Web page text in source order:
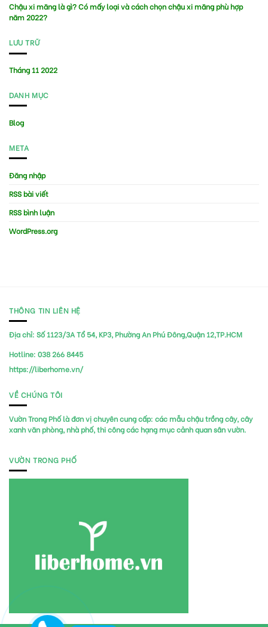
Chậu xi măng là gì? Có mấy loại và cách chọn chậu xi măng phù hợp
năm 2022?
LƯU TRỮ
Tháng 11 2022
DANH MỤC
Blog
META
Đăng nhập
RSS bài viết
RSS bình luận
WordPress.org
THÔNG TIN LIÊN HỆ
Địa chỉ: Số 1123/3A Tổ 54, KP3, Phường An Phú Đông,Quận 12,TP.HCM
Hotline: 038 266 8445
https://liberhome.vn/
VỀ CHÚNG TÔI
Vườn Trong Phố là đơn vị chuyên cung cấp: các mẫu chậu trồng cây, cây
xanh văn phòng, nhà phố, thi công các hạng mục cảnh quan sân vườn.
VƯỜN TRONG PHỐ